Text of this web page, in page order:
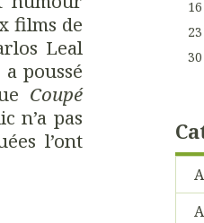
films de
Leal
poussé
Coupé
n’a pas
l’ont
16
23
30